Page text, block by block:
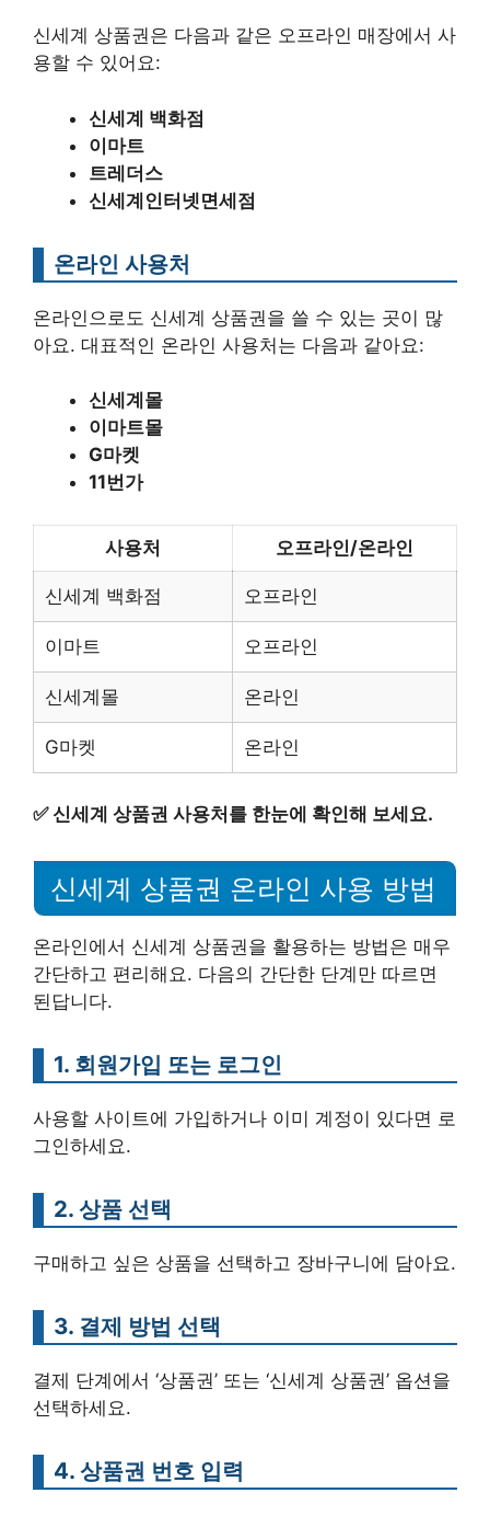
신세계 상품권은 다음과 같은 오프라인 매장에서 사
용할 수 있어요:
신세계 백화점
이마트
트레더스
신세계인터넷면세점
온라인 사용처
온라인으로도 신세계 상품권을 쓸 수 있는 곳이 많
아요. 대표적인 온라인 사용처는 다음과 같아요:
신세계몰
이마트몰
G마켓
11번가
사용처 오프라인/온라인
신세계 백화점 오프라인
이마트 오프라인
신세계몰 온라인
G마켓 온라인
✅신세계 상품권 사용처를 한눈에 확인해 보세요.
신세계 상품권 온라인 사용 방법
온라인에서 신세계 상품권을 활용하는 방법은 매우
간단하고 편리해요. 다음의 간단한 단계만 따르면
된답니다.
1. 회원가입 또는 로그인
사용할 사이트에 가입하거나 이미 계정이 있다면 로
그인하세요.
2. 상품 선택
구매하고 싶은 상품을 선택하고 장바구니에 담아요.
3. 결제 방법 선택
결제 단계에서 ‘상품권’ 또는 ‘신세계 상품권’ 옵션을
선택하세요.
4. 상품권 번호 입력